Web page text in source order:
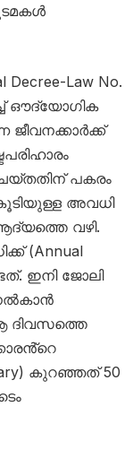
Law No.
ഔദ്യോഗിക
പകരം
അവധി
വഴി.
(Annual
ഇനി ജോലി
ദിവസത്തെ
കുറഞ്ഞത് 50